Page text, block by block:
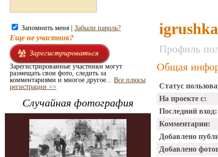
Запомнить меня | Забыли пароль?
Еще не участник?
Зарегистрированные участники могут
размещать свои фото, следить за
комментариями и многое другое... Все плюсы
регистрации >>
Случайная фотография
igrushka
Профиль
Общая
Статус
На проекте с:
Последний вход:
Комментарии:
Добавлено
Добавлено